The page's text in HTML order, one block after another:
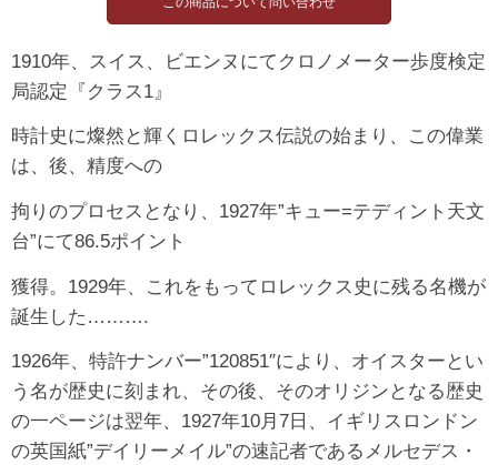
1910年、スイス、ビエンヌにてクロノメーター歩度検定
局認定『クラス1』
時計史に燦然と輝くロレックス伝説の始まり、この偉業
は、後、精度への
拘りのプロセスとなり、1927年”キュー=テディント天文
台”にて86.5ポイント
獲得。1929年、これをもってロレックス史に残る名機が
誕生した……….
1926年、特許ナンバー”120851″により、オイスターとい
う名が歴史に刻まれ、その後、そのオリジンとなる歴史
の一ページは翌年、1927年10月7日、イギリスロンドン
の英国紙”デイリーメイル”の速記者であるメルセデス・